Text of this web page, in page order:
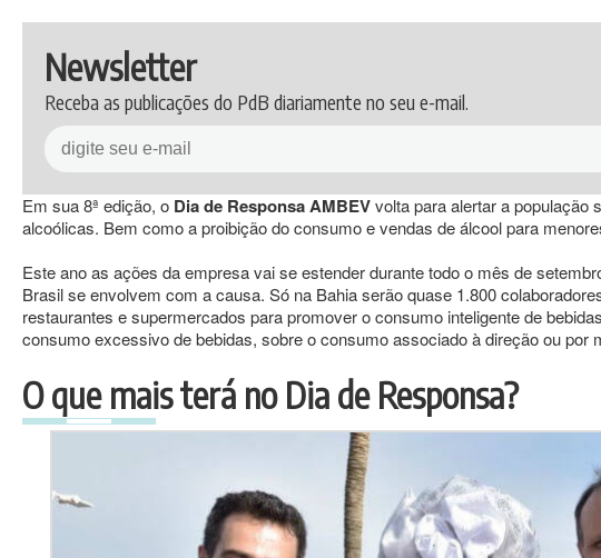
Newsletter
Receba as publicações do PdB diariamente no seu e-mail.
Em sua 8ª edição, o Dia de Responsa AMBEVvolta para alertar a população
alcoólicas. Bem como a proibição do consumo e vendas de álcool para
Este ano as ações da empresa vai se estender durante todo o mês de
Brasil se envolvem com a causa. Só na Bahia serão quase 1.800
restaurantes e supermercados para promover o consumo inteligente de
consumo excessivo de bebidas, sobre o consumo associado à direção ou por
O que mais terá no Dia de Responsa?